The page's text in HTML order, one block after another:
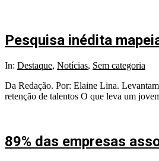
Pesquisa inédita
In: Destaque, Notícias, Sem categoria
Da Redação. Por: Elaine Lina.
retenção de talentos O que leva um
89% das empresas